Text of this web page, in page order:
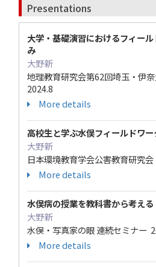
Presentations
大学・基礎演習におけるフィー
み
大野新
地理教育研究会第62回埼玉・伊
2024.8
More details
高校生と学ぶ水俣フィールドワー
大野新
日本環境教育学会公害教育研究
More details
水俣病の授業を教科書から考える
大野新
水俣・写真家の眼 連続セミナー
More details